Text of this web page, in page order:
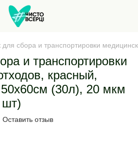
сбора и транспортировки
и транспортировки
красный,
(30л), 20 мкм
шт)
Оставить отзыв